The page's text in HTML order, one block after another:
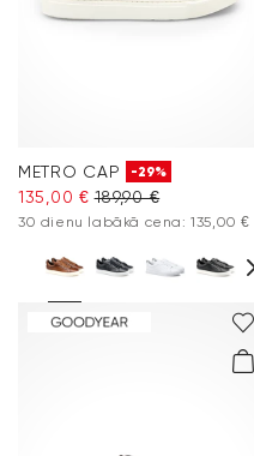
METRO CAP -29%
135,00 € 189,90 €
30 dienu labākā cena: 135,00 €